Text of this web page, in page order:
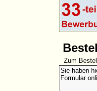
Zum
Sie haben
Formular